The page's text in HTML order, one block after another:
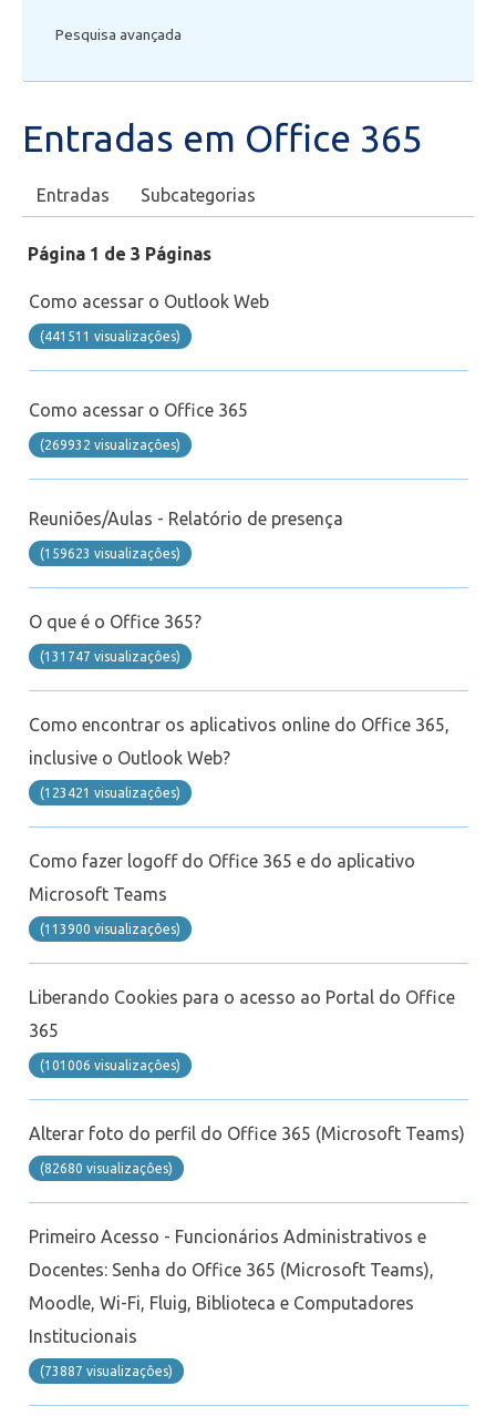
Secretaria de Administração Escolar - SAE
Wifi
EAD
Videoconferência
Telefonia
Office 365
Microsoft Teams
Outlook Web
Intercâmbio
Fluig
Feedz
Pesquisa avançada
Entradas em Office 365
Entradas Subcategorias
Página 1 de 3 Páginas
Como acessar o Outlook Web
(441511 visualizaçôes)
Como acessar o Office 365
(269932 visualizaçôes)
Reuniões/Aulas - Relatório de presença
(159623 visualizaçôes)
O que é o Office 365?
(131747 visualizaçôes)
Como encontrar os aplicativos online do Office 365,
inclusive o Outlook Web?
(123421 visualizaçôes)
Como fazer logoff do Office 365 e do aplicativo
Microsoft Teams
(113900 visualizaçôes)
Liberando Cookies para o acesso ao Portal do Office
365
(101006 visualizaçôes)
Alterar foto do perfil do Office 365 (Microsoft Teams)
(82680 visualizaçôes)
Primeiro Acesso - Funcionários Administrativos e
Docentes: Senha do Office 365 (Microsoft Teams),
Moodle, Wi-Fi, Fluig, Biblioteca e Computadores
Institucionais
(73887 visualizaçôes)